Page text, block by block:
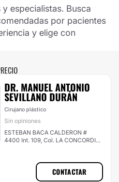
especialistas. Busca
por pacientes
y elige con
DR. MANUEL ANTONIO
SEVILLANO DURÁN
Cirujano plástico
Sin opiniones
ESTEBAN BACA CALDERON #
4400 Int. 109, Col. LA CONCORDIA,
CONTACTAR